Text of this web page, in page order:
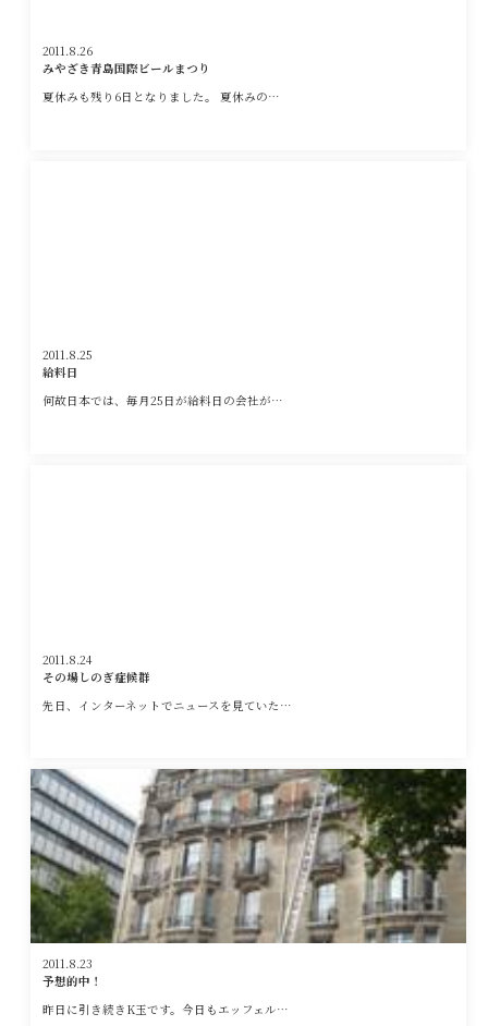
2011.8.26
みやざき青島国際ビールまつり
夏休みも残り6日となりました。 夏休みの…
2011.8.25
給料日
何故日本では、毎月25日が給料日の会社が…
2011.8.24
その場しのぎ症候群
先日、インターネットでニュースを見ていた…
2011.8.23
予想的中！
昨日に引き続きK玉です。今日もエッフェル…